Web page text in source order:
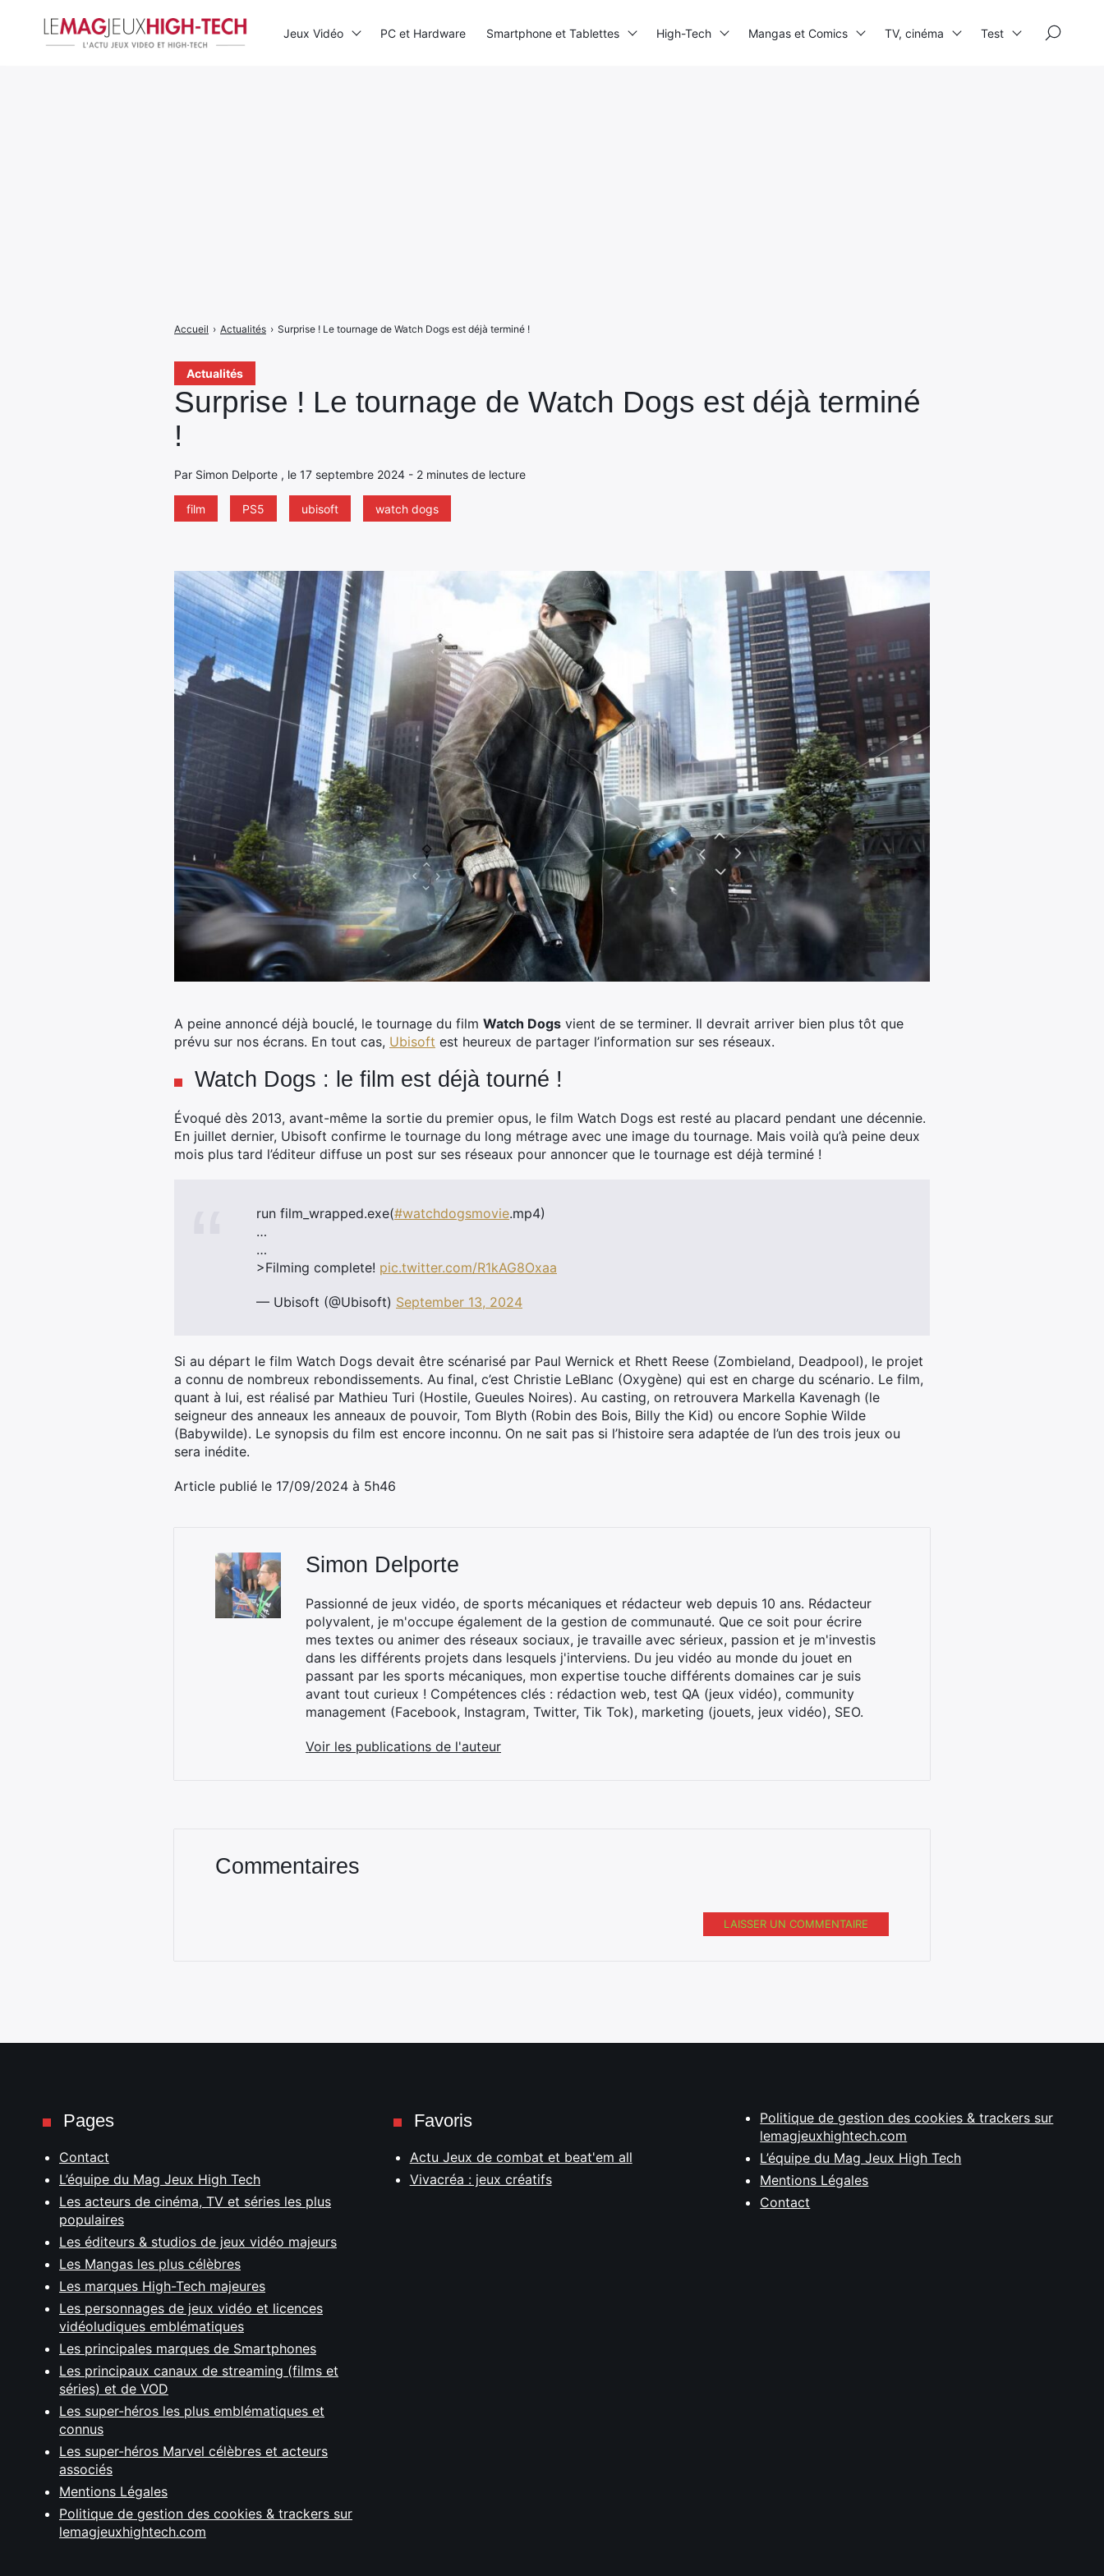
Actualités
Surprise ! Le tournage de Watch Dogs est déjà terminé
!
Par Simon Delporte , le 17 septembre 2024 - 2 minutes de lecture
film PS5 ubisoft watch dogs
Accueil › Actualités › Surprise ! Le tournage de Watch Dogs est déjà terminé !
A peine annoncé déjà bouclé, le tournage du film Watch Dogs vient de se terminer. Il devrait arriver bien plus tôt que
prévu sur nos écrans. En tout cas, Ubisoft est heureux de partager l’information sur ses réseaux.
Watch Dogs : le film est déjà tourné !
Évoqué dès 2013, avant-même la sortie du premier opus, le film Watch Dogs est resté au placard pendant une décennie.
En juillet dernier, Ubisoft confirme le tournage du long métrage avec une image du tournage. Mais voilà qu’à peine deux
mois plus tard l’éditeur diffuse un post sur ses réseaux pour annoncer que le tournage est déjà terminé !
run film_wrapped.exe(#watchdogsmovie.mp4)
…
…
>Filming complete! pic.twitter.com/R1kAG8Oxaa
— Ubisoft (@Ubisoft) September 13, 2024
Si au départ le film Watch Dogs devait être scénarisé par Paul Wernick et Rhett Reese (Zombieland, Deadpool), le projet
a connu de nombreux rebondissements. Au final, c’est Christie LeBlanc (Oxygène) qui est en charge du scénario. Le film,
quant à lui, est réalisé par Mathieu Turi (Hostile, Gueules Noires). Au casting, on retrouvera Markella Kavenagh (le
seigneur des anneaux les anneaux de pouvoir, Tom Blyth (Robin des Bois, Billy the Kid) ou encore Sophie Wilde
(Babywilde). Le synopsis du film est encore inconnu. On ne sait pas si l’histoire sera adaptée de l’un des trois jeux ou
sera inédite.
Article publié le 17/09/2024 à 5h46
Simon Delporte
Passionné de jeux vidéo, de sports mécaniques et rédacteur web depuis 10 ans. Rédacteur
polyvalent, je m'occupe également de la gestion de communauté. Que ce soit pour écrire
mes textes ou animer des réseaux sociaux, je travaille avec sérieux, passion et je m'investis
dans les différents projets dans lesquels j'interviens. Du jeu vidéo au monde du jouet en
passant par les sports mécaniques, mon expertise touche différents domaines car je suis
avant tout curieux ! Compétences clés : rédaction web, test QA (jeux vidéo), community
management (Facebook, Instagram, Twitter, Tik Tok), marketing (jouets, jeux vidéo), SEO.
Voir les publications de l'auteur
Commentaires
LAISSER UN COMMENTAIRE
Jeux Vidéo PC et Hardware Smartphone et Tablettes High-Tech Mangas et Comics TV, cinéma Test
Pages
Contact
L’équipe du Mag Jeux High Tech
Les acteurs de cinéma, TV et séries les plus
populaires
Les éditeurs & studios de jeux vidéo majeurs
Les Mangas les plus célèbres
Les marques High-Tech majeures
Les personnages de jeux vidéo et licences
vidéoludiques emblématiques
Les principales marques de Smartphones
Les principaux canaux de streaming (films et
séries) et de VOD
Les super-héros les plus emblématiques et
connus
Les super-héros Marvel célèbres et acteurs
associés
Mentions Légales
Politique de gestion des cookies & trackers sur
lemagjeuxhightech.com
Favoris
Actu Jeux de combat et beat'em all
Vivacréa : jeux créatifs
Politique de gestion des cookies & trackers sur
lemagjeuxhightech.com
L’équipe du Mag Jeux High Tech
Mentions Légales
Contact